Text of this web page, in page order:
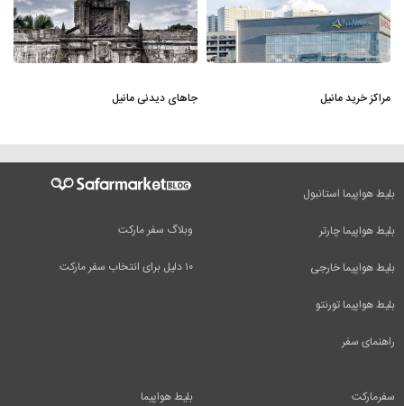
مراکز خرید مانیل جاهای دیدنی مانیل
وبلاگ سفر مارکت
۱۰ دلیل برای انتخاب سفر مارکت
بلیط هواپیما استانبول
بلیط هواپیما چارتر
بلیط هواپیما خارجی
بلیط هواپیما تورنتو
راهنمای سفر
بلیط هواپیما سفرمارکت